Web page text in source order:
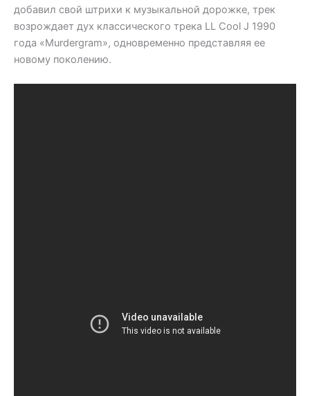
добавил свой штрихи к музыкальной дорожке, трек
возрождает дух классического трека LL Cool J 1990
года «Murdergram», одновременно представляя ее
новому поколению.